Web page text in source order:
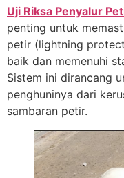
Uji Riksa Penyalur
penting untuk
petir (lightning
baik dan memenuhi
Sistem ini dirancang
penghuninya dari
sambaran petir.